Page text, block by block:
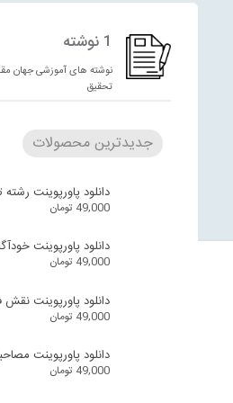
1 نوشته
نوشته های آموزشی جهان
تحقیق
جدیدترین محصولات
دانلود پاورپوینت
49,000 تومان
دانلود پاورپوینت
49,000 تومان
49,000 تومان
49,000 تومان